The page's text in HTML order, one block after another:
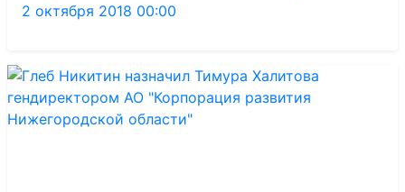
2 октября 2018 00:00